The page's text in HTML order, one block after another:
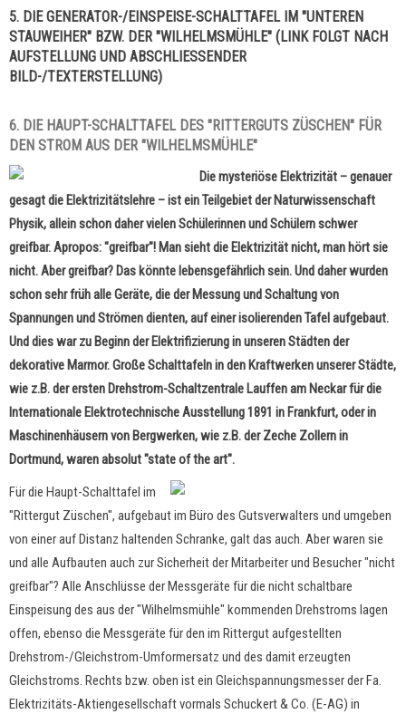
5. DIE GENERATOR-/EINSPEISE-SCHALTTAFEL IM "UNTEREN
STAUWEIHER" BZW. DER "WILHELMSMÜHLE" (LINK FOLGT NACH
AUFSTELLUNG UND ABSCHLIESSENDER B
ILD-/TEXTERSTELLUNG)
6. DIE HAUPT-SCHALTTAFEL DES "RITTERGUTS ZÜSCHEN" FÜR
DEN STROM AUS DER "WILHELMSMÜHLE"
Die mysteriöse Elektrizität – genauer
gesagt die Elektrizitätslehre – ist ein Teilgebiet der Naturwissenschaft
Physik, allein schon daher vielen Schülerinnen und Schülern schwer
greifbar. Apropos: "greifbar"! Man sieht die Elektrizität nicht, man hört sie
nicht. Aber greifbar? Das könnte lebensgefährlich sein. Und daher wurden
schon sehr früh alle Geräte, die der Messung und Schaltung von
Spannungen und Strömen dienten, auf einer isolierenden Tafel aufgebaut.
Und dies war zu Beginn der Elektrifizierung in unseren Städten der
dekorative Marmor. Große Schalttafeln in den Kraftwerken unserer Städte,
wie z.B. der ersten Drehstrom-Schaltzentrale Lauffen am Neckar für die
Internationale Elektrotechnische Ausstellung 1891 in Frankfurt, oder in
Maschinenhäusern von Bergwerken, wie z.B. der Zeche Zollern in
Dortmund, waren absolut "state of the art".
Für die Haupt-Schalttafel im
"Rittergut Züschen", aufgebaut im Büro des Gutsverwalters und umgeben
von einer auf Distanz haltenden Schranke, galt das auch. Aber waren sie
und alle Aufbauten auch zur Sicherheit der Mitarbeiter und Besucher "nicht
greifbar"? Alle Anschlüsse der Messgeräte für die nicht schaltbare
Einspeisung des aus der "Wilhelmsmühle" kommenden Drehstroms lagen
offen, ebenso die Messgeräte für den im Rittergut aufgestellten
Drehstrom-/Gleichstrom-Umformersatz und des damit erzeugten
Gleichstroms. Rechts bzw. oben ist ein Gleichspannungsmesser der Fa.
Elektrizitäts-Aktiengesellschaft vormals Schuckert & Co. (E-AG) in